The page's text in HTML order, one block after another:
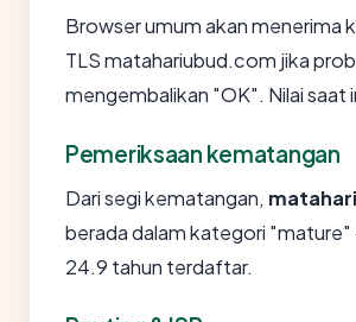
Browser umum akan menerima
TLS matahariubud.com jika
mengembalikan "OK". Nilai saat
Pemeriksaan kematangan
Dari segi kematangan,
berada dalam kategori
24.9 tahun terdaftar.